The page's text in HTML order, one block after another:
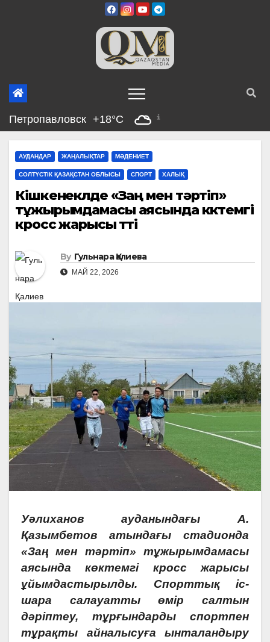
Петропавловск +18°C
АУДАНДАР ЖАҢАЛЫҚТАР МӘДЕНИЕТ
СОЛТҮСТІК ҚАЗАҚСТАН ОБЛЫСЫ СПОРТ ХАЛЫҚ
Кішкенекөлде «Заң мен тәртіп»
тұжырымдамасы аясында көктемгі
кросс жарысы өтті
By Гульнара Қалиева
МАЙ 22, 2026
Уәлиханов ауданындағы А.
Қазымбетов атындағы стадионда
«Заң мен тәртіп» тұжырымдамасы
аясында көктемгі кросс жарысы
ұйымдастырылды. Спорттық іс-
шара салауатты өмір салтын
дәріптеу, тұрғындарды спортпен
тұрақты айналысуға ынталандыру